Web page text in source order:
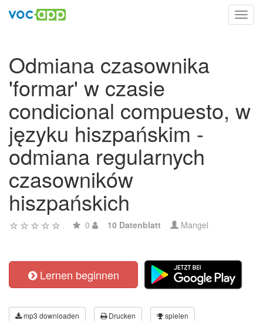
Odmiana czasownika
'formar' w czasie
condicional compuesto, w
języku hiszpańskim -
odmiana regularnych
czasowników
hiszpańskich
0 10 Datenblatt Mangel
Lernen beginnen
mp3 downloaden Drucken spielen